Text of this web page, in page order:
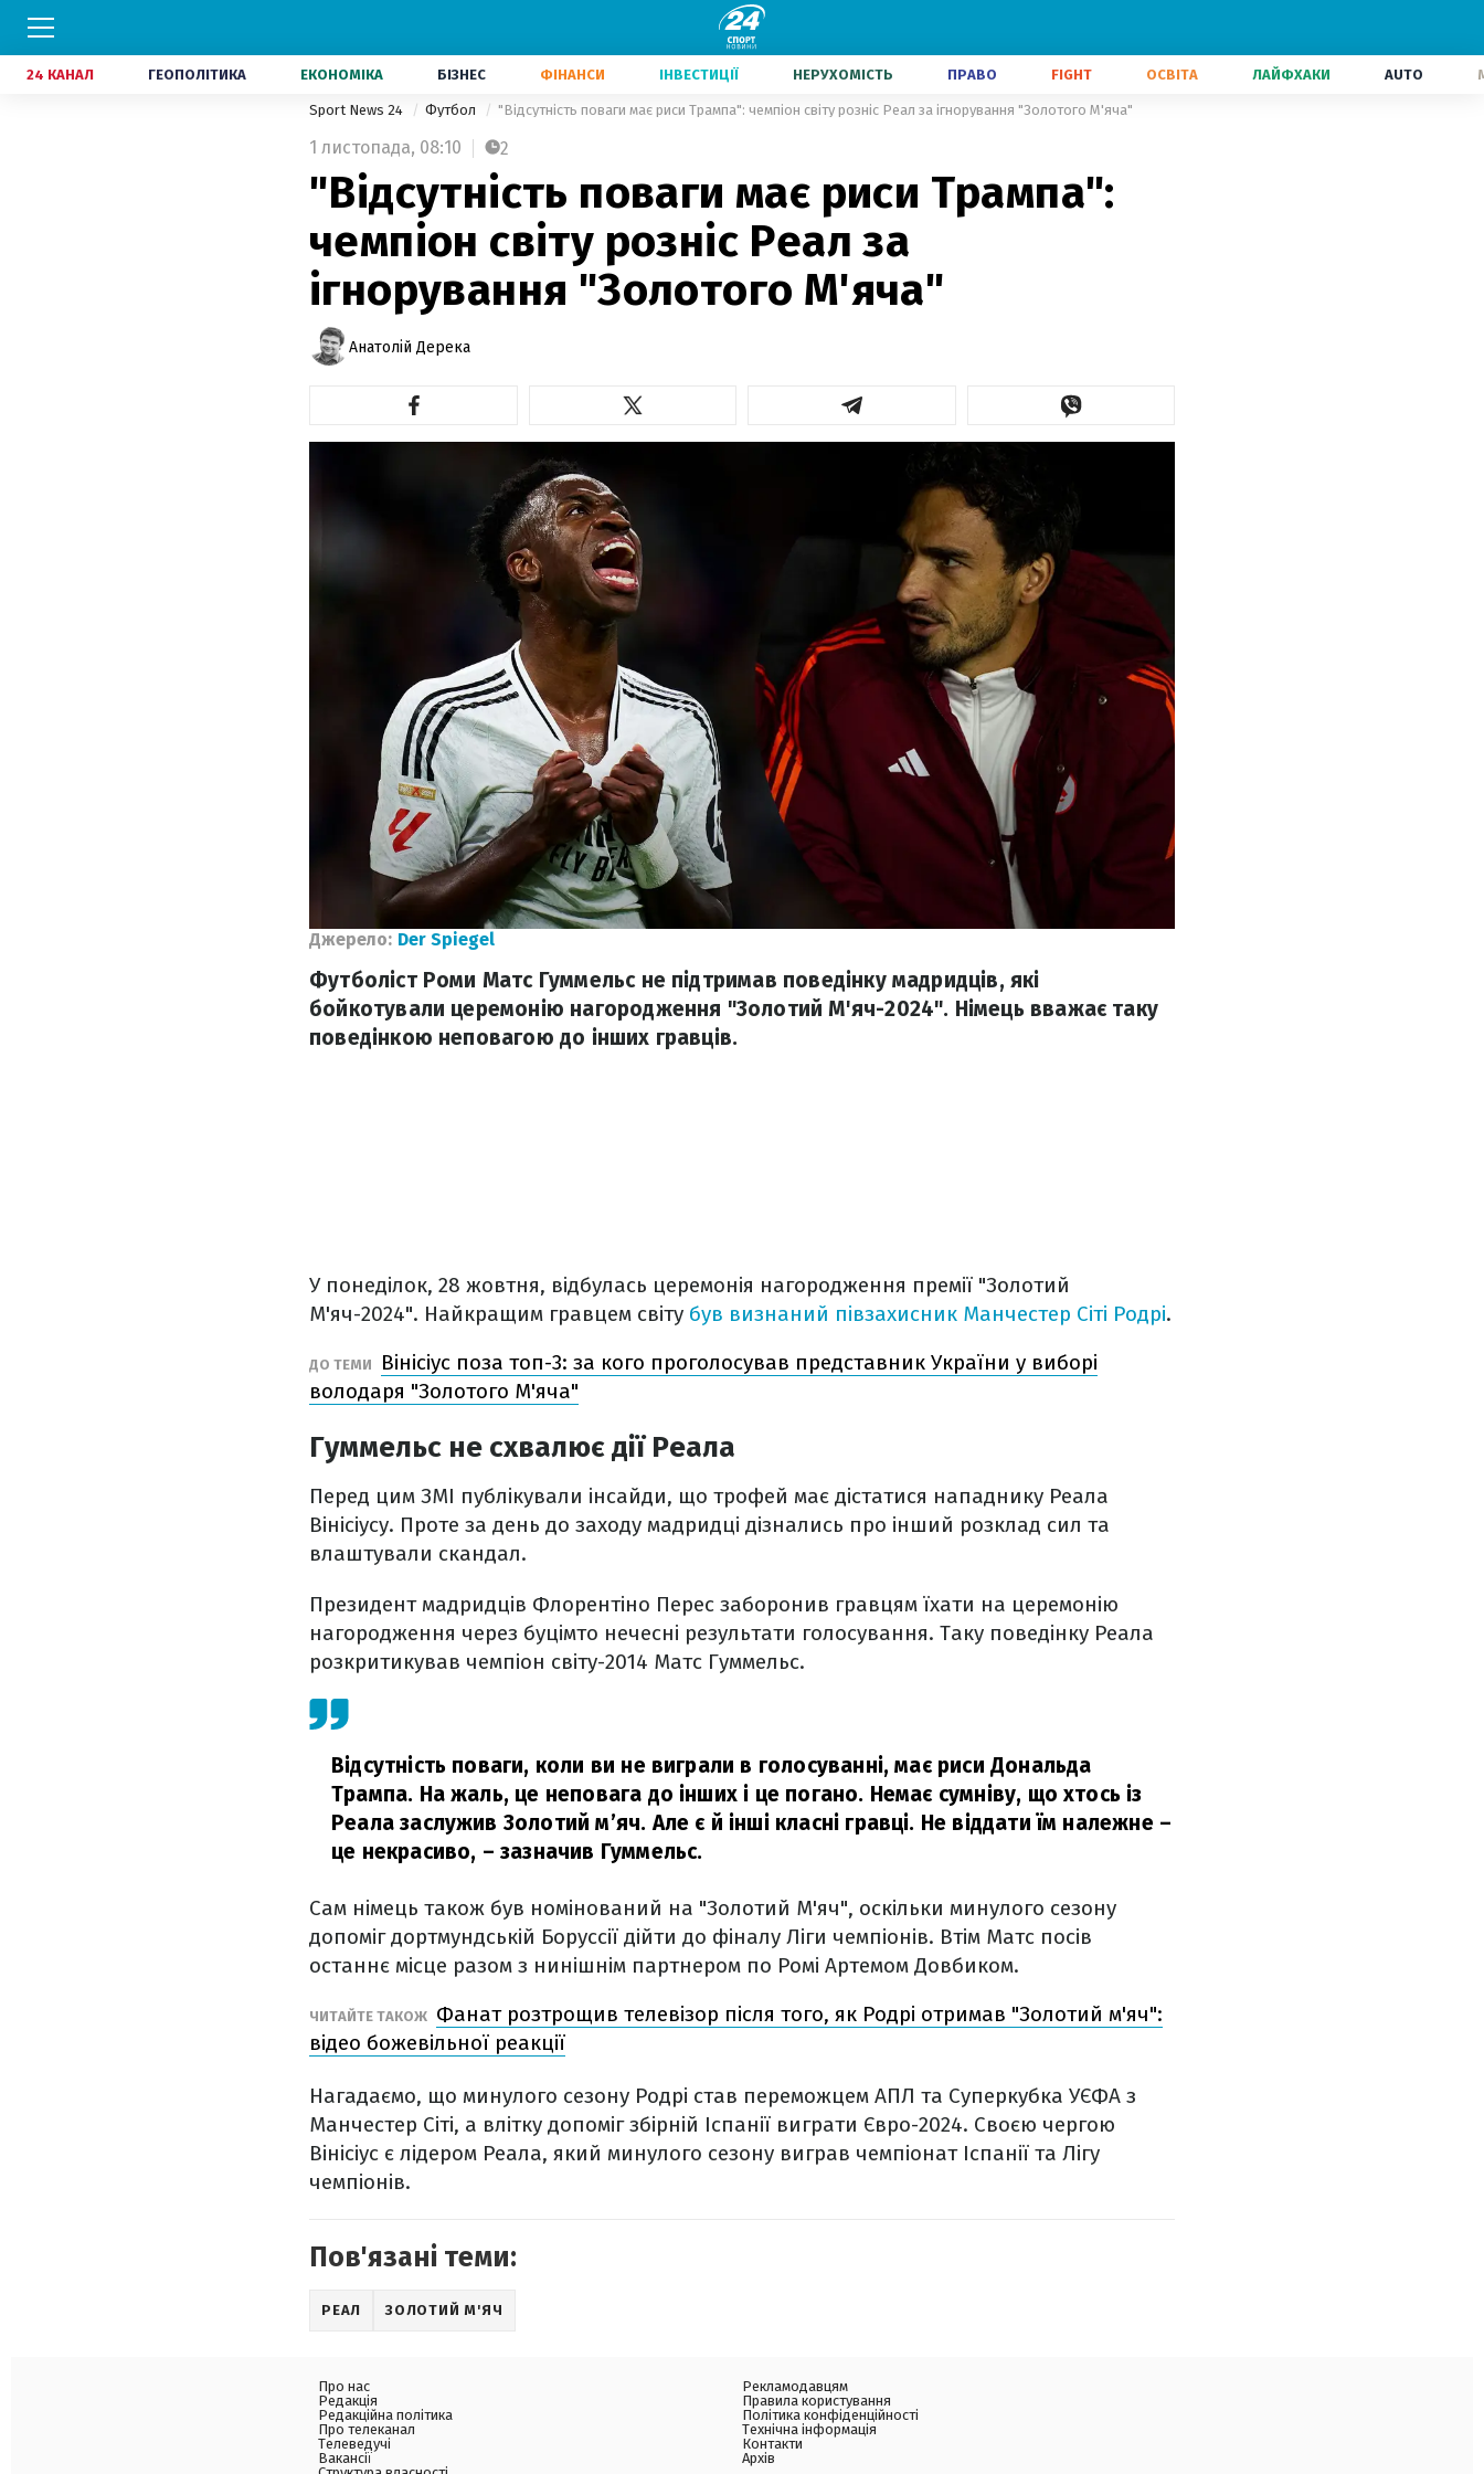
24 КАНАЛ ГЕОПОЛІТИКА ЕКОНОМІКА БІЗНЕС ФІНАНСИ ІНВЕСТИЦІЇ НЕРУХОМІСТЬ ПРАВО FIGHT ОСВІТА ЛАЙФХАКИ AUTO
Sport News 24 Футбол "Відсутність поваги має риси Трампа": чемпіон світу розніс Реал за ігнорування "Золотого М'яча"
1 листопада, 08:10 2
"Відсутність поваги має риси Трампа":
чемпіон світу розніс Реал за
ігнорування "Золотого М'яча"
Анатолій Дерека
Джерело: Der Spiegel
Футболіст Роми Матс Гуммельс не підтримав поведінку мадридців, які
бойкотували церемонію нагородження "Золотий М'яч-2024". Німець вважає таку
поведінкою неповагою до інших гравців.
У понеділок, 28 жовтня, відбулась церемонія нагородження премії "Золотий
М'яч-2024". Найкращим гравцем світу був визнаний півзахисник Манчестер Сіті Родрі.
ДО ТЕМИ
Вінісіус поза топ-3: за кого проголосував представник України у виборі
володаря "Золотого М'яча"
Гуммельс не схвалює дії Реала
Перед цим ЗМІ публікували інсайди, що трофей має дістатися нападнику Реала
Вінісіусу. Проте за день до заходу мадридці дізнались про інший розклад сил та
влаштували скандал.
Президент мадридців Флорентіно Перес заборонив гравцям їхати на церемонію
нагородження через буцімто нечесні результати голосування. Таку поведінку Реала
розкритикував чемпіон світу-2014 Матс Гуммельс.
Відсутність поваги, коли ви не виграли в голосуванні, має риси Дональда
Трампа. На жаль, це неповага до інших і це погано. Немає сумніву, що хтось із
Реала заслужив Золотий м’яч. Але є й інші класні гравці. Не віддати їм належне –
це некрасиво, – зазначив Гуммельс.
Сам німець також був номінований на "Золотий М'яч", оскільки минулого сезону
допоміг дортмундській Боруссії дійти до фіналу Ліги чемпіонів. Втім Матс посів
останнє місце разом з нинішнім партнером по Ромі Артемом Довбиком.
ЧИТАЙТЕ ТАКОЖ Фанат розтрощив телевізор після того, як Родрі отримав "Золотий м'яч":
відео божевільної реакції
Нагадаємо, що минулого сезону Родрі став переможцем АПЛ та Суперкубка УЄФА з
Манчестер Сіті, а влітку допоміг збірній Іспанії виграти Євро-2024. Своєю чергою
Вінісіус є лідером Реала, який минулого сезону виграв чемпіонат Іспанії та Лігу
чемпіонів.
Пов'язані теми:
РЕАЛ ЗОЛОТИЙ М'ЯЧ
Про нас
Редакція
Редакційна політика
Про телеканал
Телеведучі
Вакансії
Рекламодавцям
Правила користування
Політика конфіденційності
Технічна інформація
Контакти
Архів